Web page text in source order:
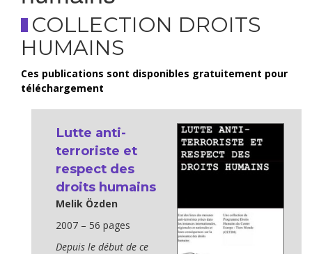
COLLECTION DROITS
HUMAINS
Ces publications sont disponibles gratuitement pour
téléchargement
Lutte anti-
terroriste et
respect des
droits humains
Melik Özden
2007 – 56 pages
Depuis le début de ce